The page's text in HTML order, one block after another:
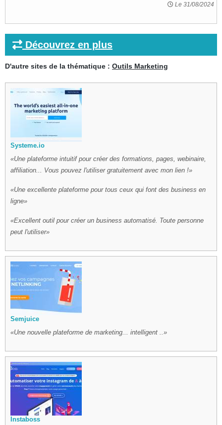
Le 31/08/2024
Découvrez en plus
D'autre sites de la thématique : Outils Marketing
Systeme.io
Une plateforme intuitif pour créer des formations, pages, webinaire,
affiliation... Vous pouvez l'utiliser gratuitement avec mon lien !
Une excellente plateforme pour tous ceux qui font des business en
ligne
Excellent outil pour créer un business automatisé. Toute personne
peut l'utiliser
Semjuice
Une nouvelle plateforme de marketing... intelligent ..
Instaboss